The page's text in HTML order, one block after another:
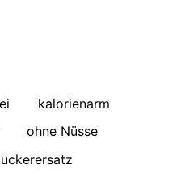
kalorienarm
ohne Nüsse